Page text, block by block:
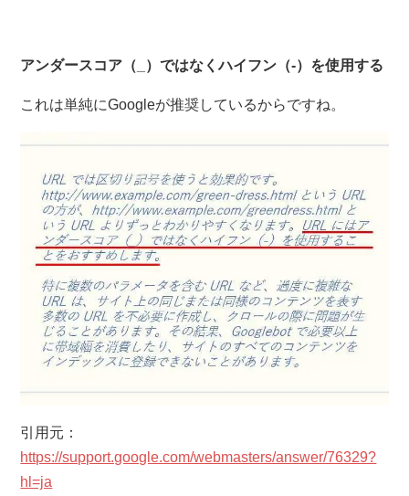
アンダースコア（_）ではなくハイフン（-）を使用する
これは単純にGoogleが推奨しているからですね。
引用元：
https://support.google.com/webmasters/answer/76329?
hl=ja